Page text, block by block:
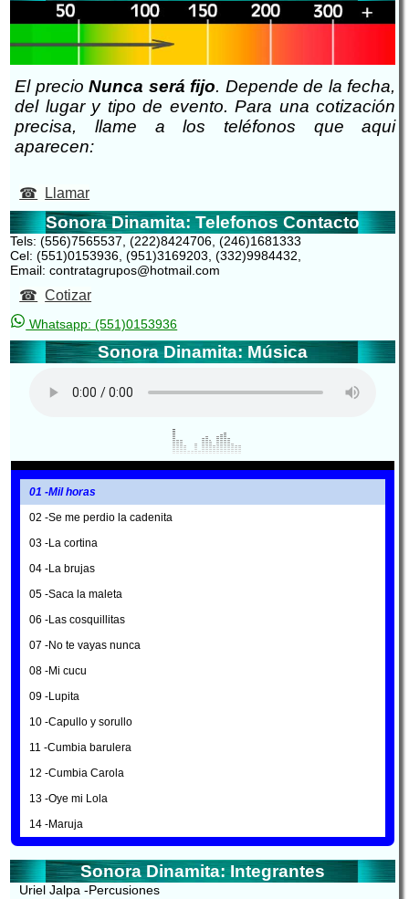
El precioNunca será fijo. Depende de la fecha,
del lugar y tipo de evento. Para una cotización
precisa, llame a los teléfonos que aqui
aparecen:
Llamar
Sonora Dinamita: Telefonos Contacto
Tels: (556)7565537, (222)8424706, (246)1681333
Cel: (551)0153936, (951)3169203, (332)9984432,
Email: contratagrupos@hotmail.com
Cotizar
Whatsapp: (551)0153936
Sonora Dinamita: Música
01 -Mil horas
02 -Se me perdio la cadenita
03 -La cortina
04 -La brujas
05 -Saca la maleta
06 -Las cosquillitas
07 -No te vayas nunca
08 -Mi cucu
09 -Lupita
10 -Capullo y sorullo
11 -Cumbia barulera
12 -Cumbia Carola
13 -Oye mi Lola
14 -Maruja
Sonora Dinamita: Integrantes
Uriel Jalpa -Percusiones